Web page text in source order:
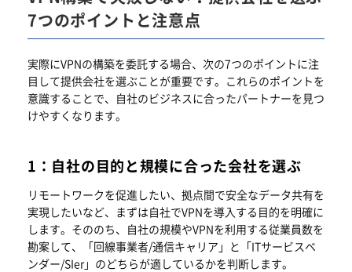
7つのポイントと注意点
実際にVPNの構築を委託する場合、次の7つのポイントに注
目して提供会社を選ぶことが重要です。これらのポイントを
意識することで、自社のビジネスに合ったパートナーを見つ
けやすくなります。
1：自社の目的と規模に合った会社を選ぶ
リモートワークを促進したい、拠点間で安全なデータ共有を
実現したいなど、まずは自社でVPNを導入する目的を明確に
します。そののち、自社の規模やVPNを利用する従業員数を
勘案して、「回線事業者/通信キャリア」と「ITサービスベ
ンダー/SIer」のどちらが適しているかを判断します。